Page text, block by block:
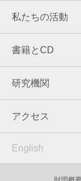
私たちの活動
書籍とCD
研究機関
アクセス
English